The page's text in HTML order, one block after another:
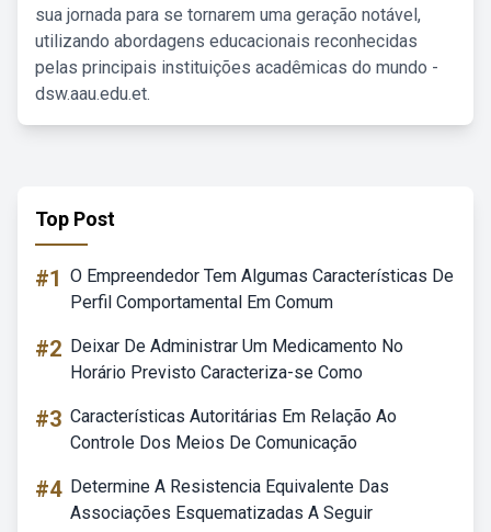
sua jornada para se tornarem uma geração notável,
utilizando abordagens educacionais reconhecidas
pelas principais instituições acadêmicas do mundo -
dsw.aau.edu.et.
Top Post
#1 O Empreendedor Tem Algumas Características De
Perfil Comportamental Em Comum
#2 Deixar De Administrar Um Medicamento No
Horário Previsto Caracteriza-se Como
#3 Características Autoritárias Em Relação Ao
Controle Dos Meios De Comunicação
#4 Determine A Resistencia Equivalente Das
Associações Esquematizadas A Seguir